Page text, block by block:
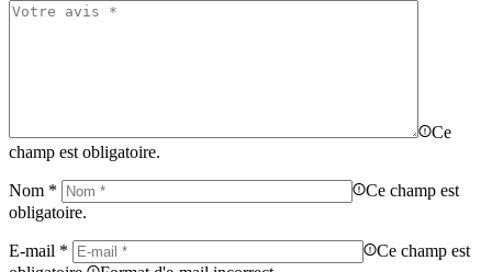
Ce
champ est obligatoire.
Nom *
Ce champ est
obligatoire.
E-mail *
Ce champ est